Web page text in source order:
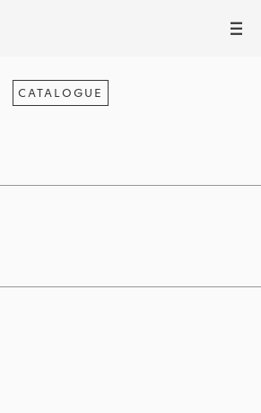
III
CATALOGUE